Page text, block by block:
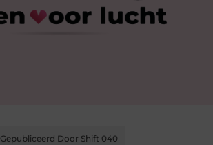
Gepubliceerd Door Shift 040